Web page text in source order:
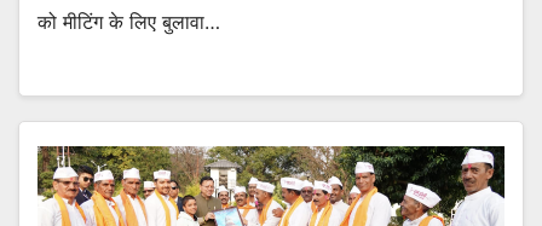
को मीटिंग के लिए बुलावा…